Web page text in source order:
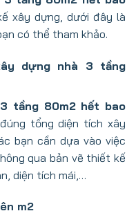
xây dựng, dưới đây là
có thể tham khảo.
dựng nhà 3 tầng
tầng 80m2 hết bao
tổng diện tích xây
bạn cần dựa vào việc
qua bản vẽ thiết kế
diện tích mái,…
m2